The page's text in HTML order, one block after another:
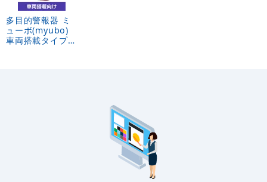
多目的警報器 ミ
ューボ(myubo)
車両搭載タイプ